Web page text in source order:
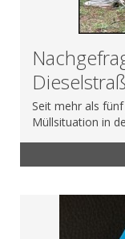
Seit mehr als
Müllsituation in